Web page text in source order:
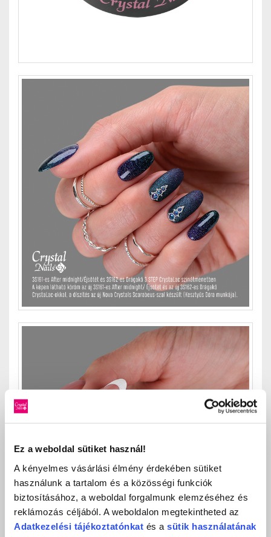
Ez a weboldal sütiket használ!
A kényelmes vásárlási élmény érdekében sütiket
használunk a tartalom és a közösségi funkciók
biztosításához, a weboldal forgalmunk elemzéséhez és
reklámozás céljából. A weboldalon megtekintheted az
Adatkezelési tájékoztatónkat és a sütik használatának